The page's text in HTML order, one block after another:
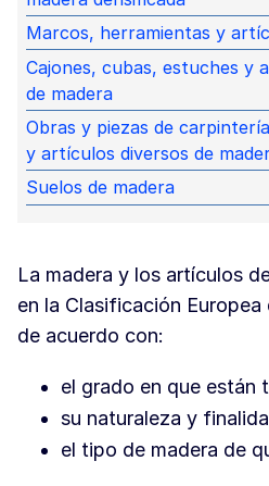
Marcos, herramientas y
Cajones, cubas, estuches y
de madera
Obras y piezas de
y artículos diversos de
Suelos de madera
La madera y los artículos
en la Clasificación
de acuerdo con:
el grado en que están
su naturaleza y
el tipo de madera de